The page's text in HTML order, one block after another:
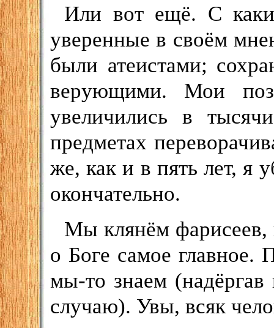
Или вот ещё. С
уверенные в своём
были атеистами;
верующими. Мои
увеличились в
предметах
же, как и в пять лет, я
окончательно.
Мы клянём фарисеев,
о Боге самое главное.
мы-то знаем
случаю). Увы, всяк